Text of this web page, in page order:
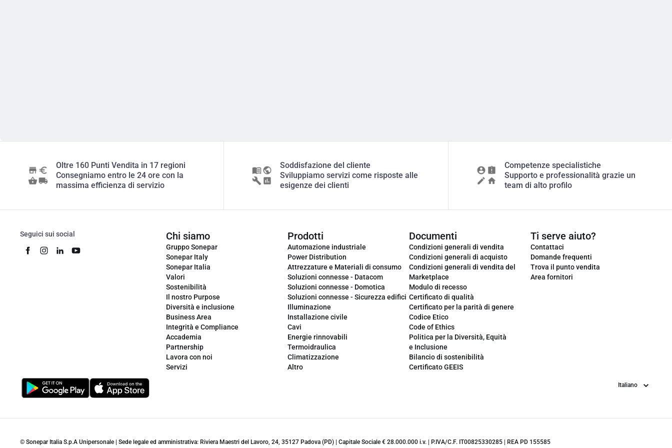
Oltre 160 Punti Vendita in 17 regioni
Consegniamo entro le 24 ore con la
massima efficienza di servizio
Soddisfazione del cliente
Sviluppiamo servizi come risposte alle
esigenze dei clienti
Competenze specialistiche
Supporto e professionalità grazie un
team di alto profilo
Seguici sui social Chi siamo
Gruppo Sonepar
Sonepar Italy
Sonepar Italia
Valori
Sostenibilità
Il nostro Purpose
Diversità e inclusione
Business Area
Integrità e Compliance
Accademia
Partnership
Lavora con noi
Servizi
Prodotti
Automazione industriale
Power Distribution
Attrezzature e Materiali di consumo
Soluzioni connesse - Datacom
Soluzioni connesse - Domotica
Soluzioni connesse - Sicurezza edifici
Illuminazione
Installazione civile
Cavi
Energie rinnovabili
Termoidraulica
Climatizzazione
Altro
Documenti
Condizioni generali di vendita
Condizioni generali di acquisto
Condizioni generali di vendita del
Marketplace
Modulo di recesso
Certificato di qualità
Certificato per la parità di genere
Codice Etico
Code of Ethics
Politica per la Diversità, Equità
e Inclusione
Bilancio di sostenibilità
Certificato GEEIS
Ti serve aiuto?
Contattaci
Domande frequenti
Trova il punto vendita
Area fornitori
Lingua
© Sonepar Italia S.p.A Unipersonale | Sede legale ed amministrativa: Riviera Maestri del Lavoro, 24, 35127 Padova (PD) | Capitale Sociale € 28.000.000 i.v. | P.IVA/C.F. IT00825330285 | REA PD 155585